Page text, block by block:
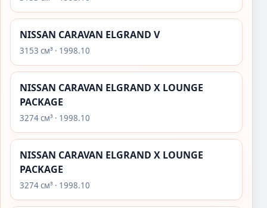
NISSAN CARAVAN ELGRAND V
3153 см³ · 1998.10
NISSAN CARAVAN ELGRAND X LOUNGE
PACKAGE
3274 см³ · 1998.10
NISSAN CARAVAN ELGRAND X LOUNGE
PACKAGE
3274 см³ · 1998.10